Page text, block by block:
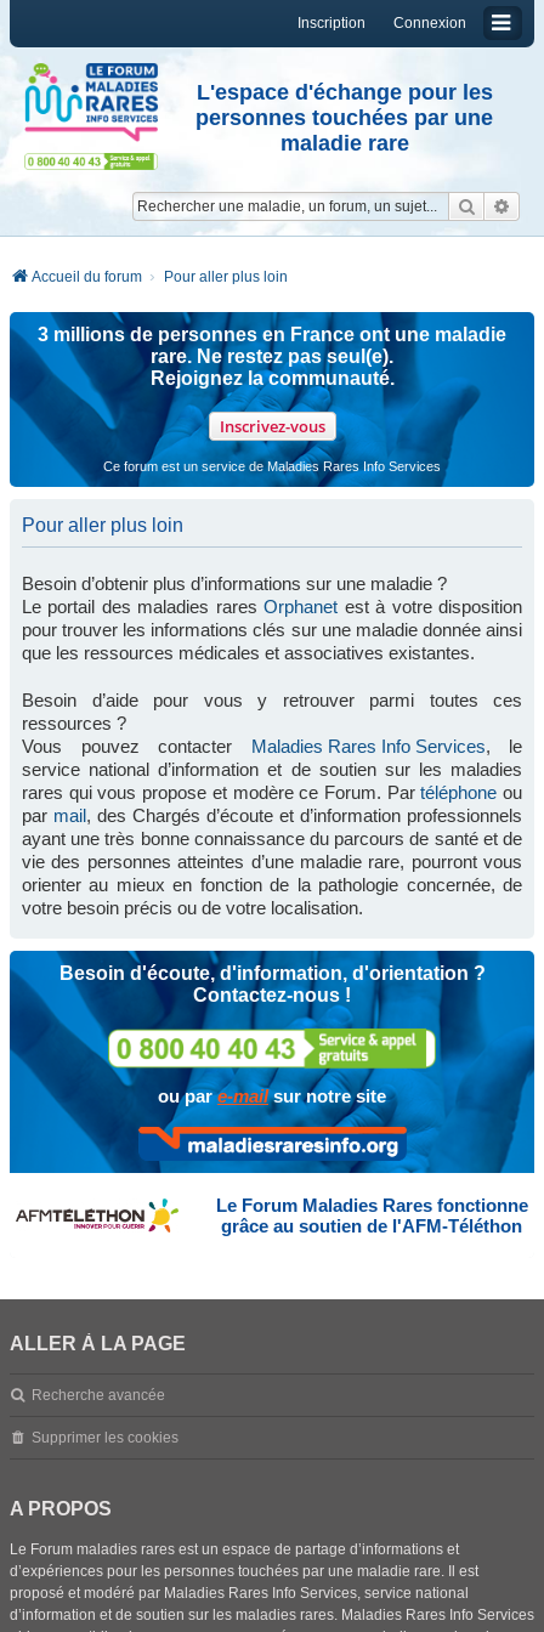
Connexion
Inscription
L'espace d'échange pour les
personnes touchées par une
maladie rare
Accueil du forum Pour aller plus loin
3 millions de personnes en France ont une maladie
rare. Ne restez pas seul(e).
Rejoignez la communauté.
Inscrivez-vous
Ce forum est un service de Maladies Rares Info Services
Pour aller plus loin
Besoin d’obtenir plus d’informations sur une maladie ?
Le portail des maladies raresOrphanet est à votre disposition
pour trouver les informations clés sur une maladie donnée ainsi
que les ressources médicales et associatives existantes.
Besoin d’aide pour vous y retrouver parmi toutes ces
ressources ?
Vous pouvez contacter Maladies Rares Info Services, le
service national d’information et de soutien sur les maladies
rares qui vous propose et modère ce Forum. Partéléphone ou
par mail, des Chargés d’écoute et d’information professionnels
ayant une très bonne connaissance du parcours de santé et de
vie des personnes atteintes d’une maladie rare, pourront vous
orienter au mieux en fonction de la pathologie concernée, de
votre besoin précis ou de votre localisation.
Besoin d'écoute, d'information, d'orientation ?
Contactez-nous !
ou pare-mailsur notre site
Le Forum Maladies Rares fonctionne
grâce au soutien de l'AFM-Téléthon
ALLER À LA PAGE
Recherche avancée
Supprimer les cookies
A PROPOS
Le Forum maladies rares est un espace de partage d’informations et
d’expériences pour les personnes touchées par une maladie rare. Il est
proposé et modéré par Maladies Rares Info Services, service national
d’information et de soutien sur les maladies rares. Maladies Rares Info Services